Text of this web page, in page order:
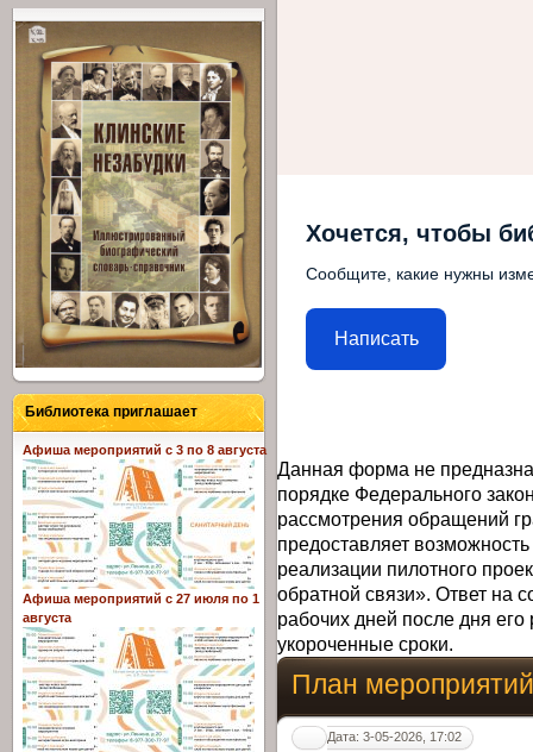
Хочется, чтобы
Сообщите, какие нужны
Написать
Данная форма не
порядке Федерального
рассмотрения обращений
предоставляет
реализации пилотного
обратной связи». Ответ на
рабочих дней после дня
укороченные сроки.
План
Дата: 3-05-2026, 17:02
Библиотека приглашает
Афиша мероприятий с 3 по 8 августа
Афиша мероприятий с 27 июля по 1
августа